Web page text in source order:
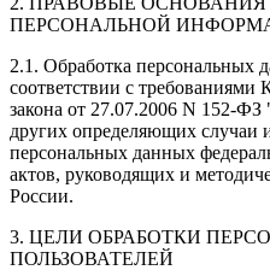
ПЕРСОНАЛЬНОЙ
2.1. Обработка персональных
соответствии с
закона от 27.07.2006 N 152-
других определяющих случаи
персональных данных
актов, руководящих и
России.
3. ЦЕЛИ ОБРАБОТКИ
ПОЛЬЗОВАТЕЛЕЙ